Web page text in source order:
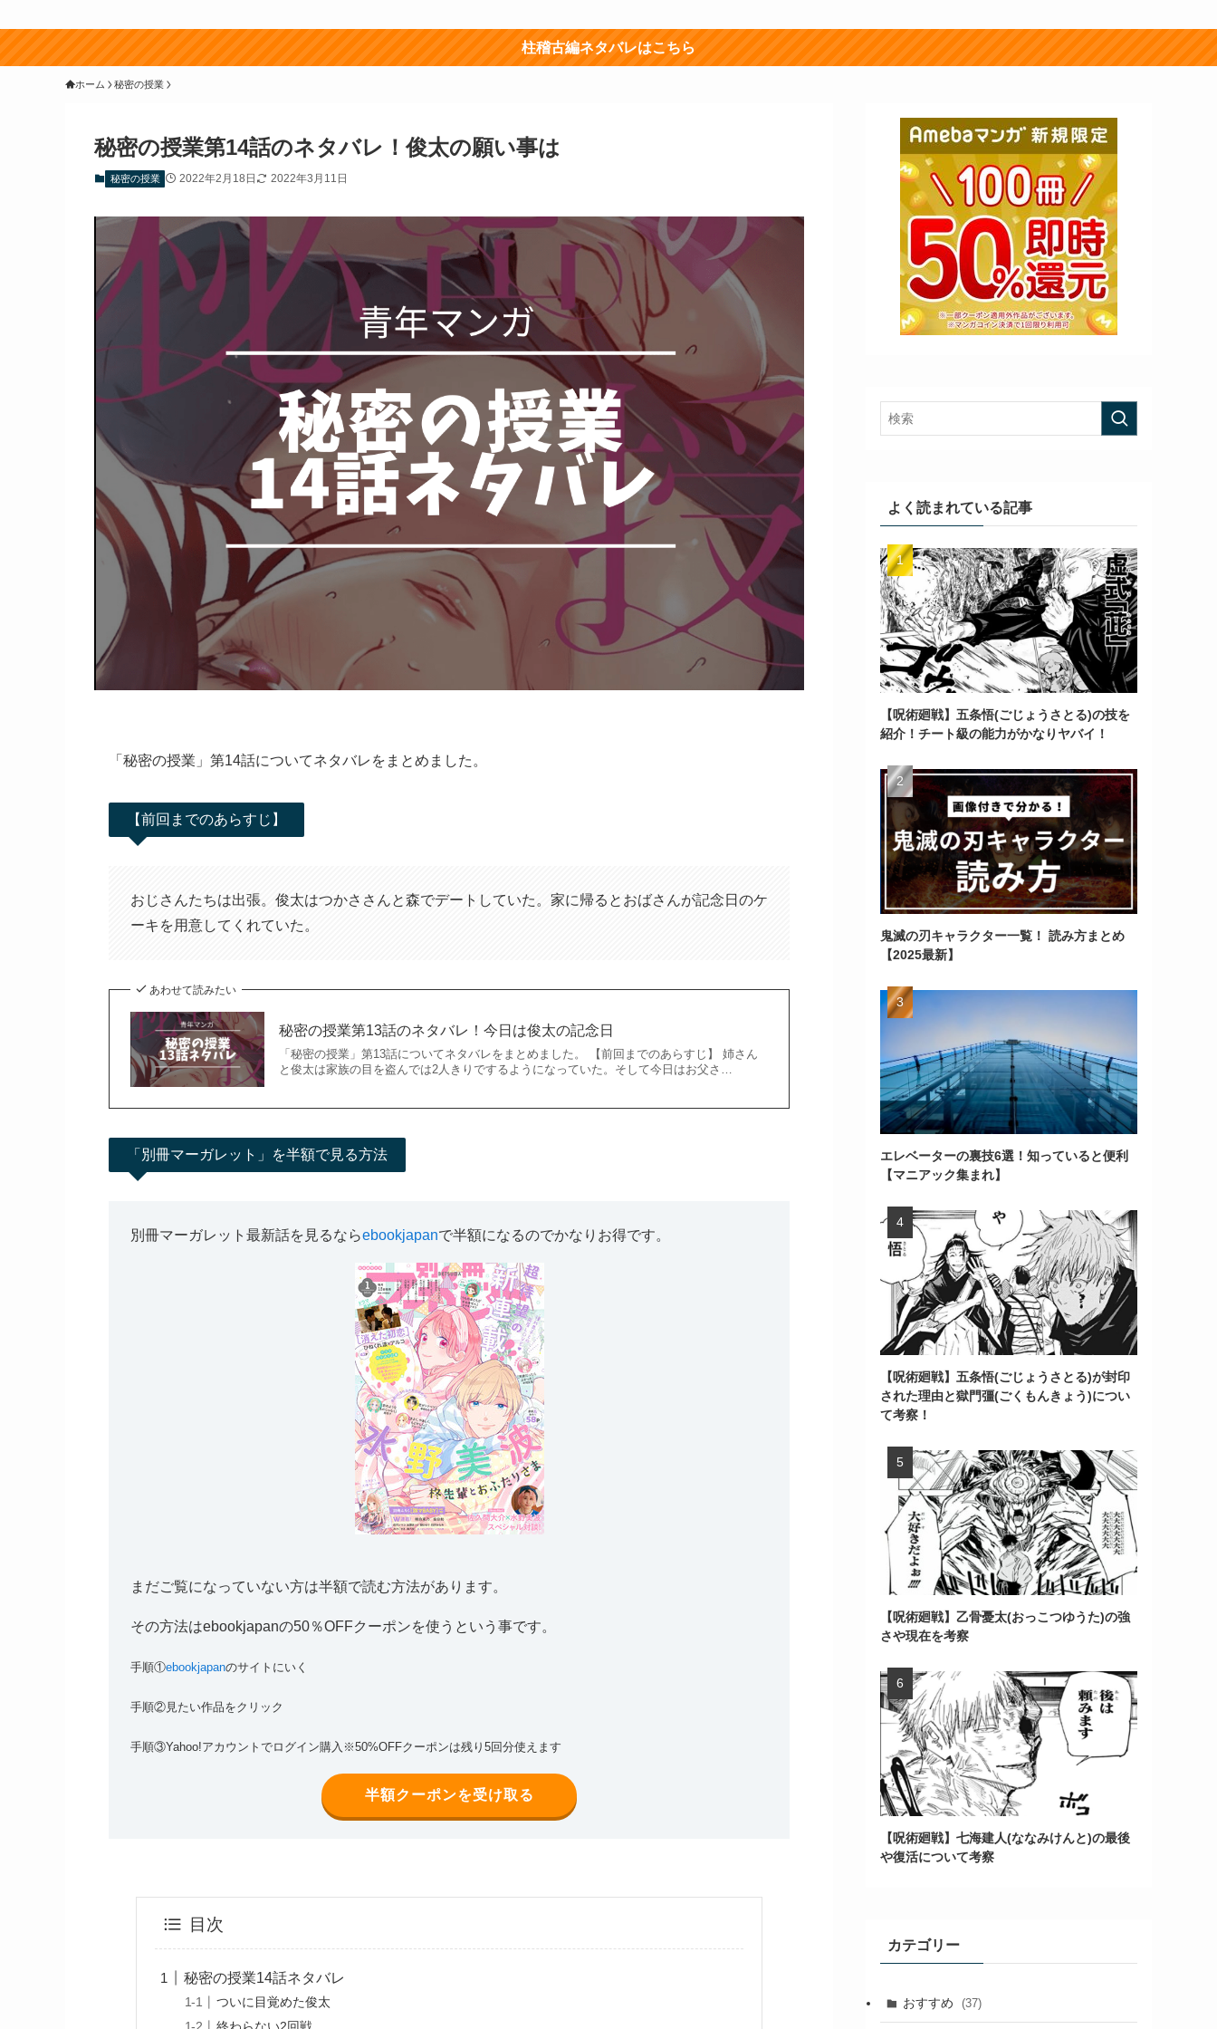
柱稽古編ネタバレはこちら
ホーム 秘密の授業
秘密の授業第14話のネタバレ！俊太の願い事は
秘密の授業 2022年2月18日 2022年3月11日
「秘密の授業」第14話についてネタバレをまとめました。
【前回までのあらすじ】
おじさんたちは出張。俊太はつかささんと森でデートしていた。家に帰るとおばさんが記念日のケ
ーキを用意してくれていた。
あわせて読みたい
秘密の授業第13話のネタバレ！今日は俊太の記念日
「秘密の授業」第13話についてネタバレをまとめました。 【前回までのあらすじ】 姉さん
と俊太は家族の目を盗んでは2人きりでするようになっていた。そして今日はお父さ…
「別冊マーガレット」を半額で見る方法
別冊マーガレット最新話を見るならebookjapanで半額になるのでかなりお得です。
まだご覧になっていない方は半額で読む方法があります。
その方法はebookjapanの50％OFFクーポンを使うという事です。
手順①ebookjapanのサイトにいく
手順②見たい作品をクリック
手順③Yahoo!アカウントでログイン購入※50%OFFクーポンは残り5回分使えます
半額クーポンを受け取る
目次
秘密の授業14話ネタバレ
ついに目覚めた俊太
よく読まれている記事
【呪術廻戦】五条悟(ごじょうさとる)の技を
紹介！チート級の能力がかなりヤバイ！
鬼滅の刃キャラクター一覧！ 読み方まとめ
【2025最新】
エレベーターの裏技6選！知っていると便利
【マニアック集まれ】
【呪術廻戦】五条悟(ごじょうさとる)が封印
された理由と獄門彊(ごくもんきょう)につい
て考察！
【呪術廻戦】乙骨憂太(おっこつゆうた)の強
さや現在を考察
【呪術廻戦】七海建人(ななみけんと)の最後
や復活について考察
カテゴリー
おすすめ (37)